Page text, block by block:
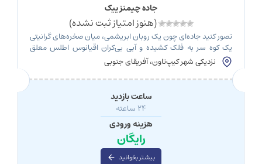
جاده چپمنز پیک
(هنوز امتیاز ثبت نشده)
تصور کنید جاده‌ای چون یک روبان ابریشمی، میان صخره‌های گرانیتی
یک کوه سر به فلک کشیده و آبی بی‌کران اقیانوس اطلس معلق
باشد. جاده‌ای که هر پیچ آن، پرده از یک منظره جدید و نفس‌گیر
برمی‌دارد و شما را به تحسین عظمت طبیعت و نبوغ انسان
وامی‌دارد. این فقط یک رؤیا نیست؛ این توصیف جاده […]
نزدیکی شهر کیپ‌تاون، آفریقای جنوبی
ساعت بازدید
۲۴ ساعته
هزینه ورودی
رایگان
بیشتر بخوانید